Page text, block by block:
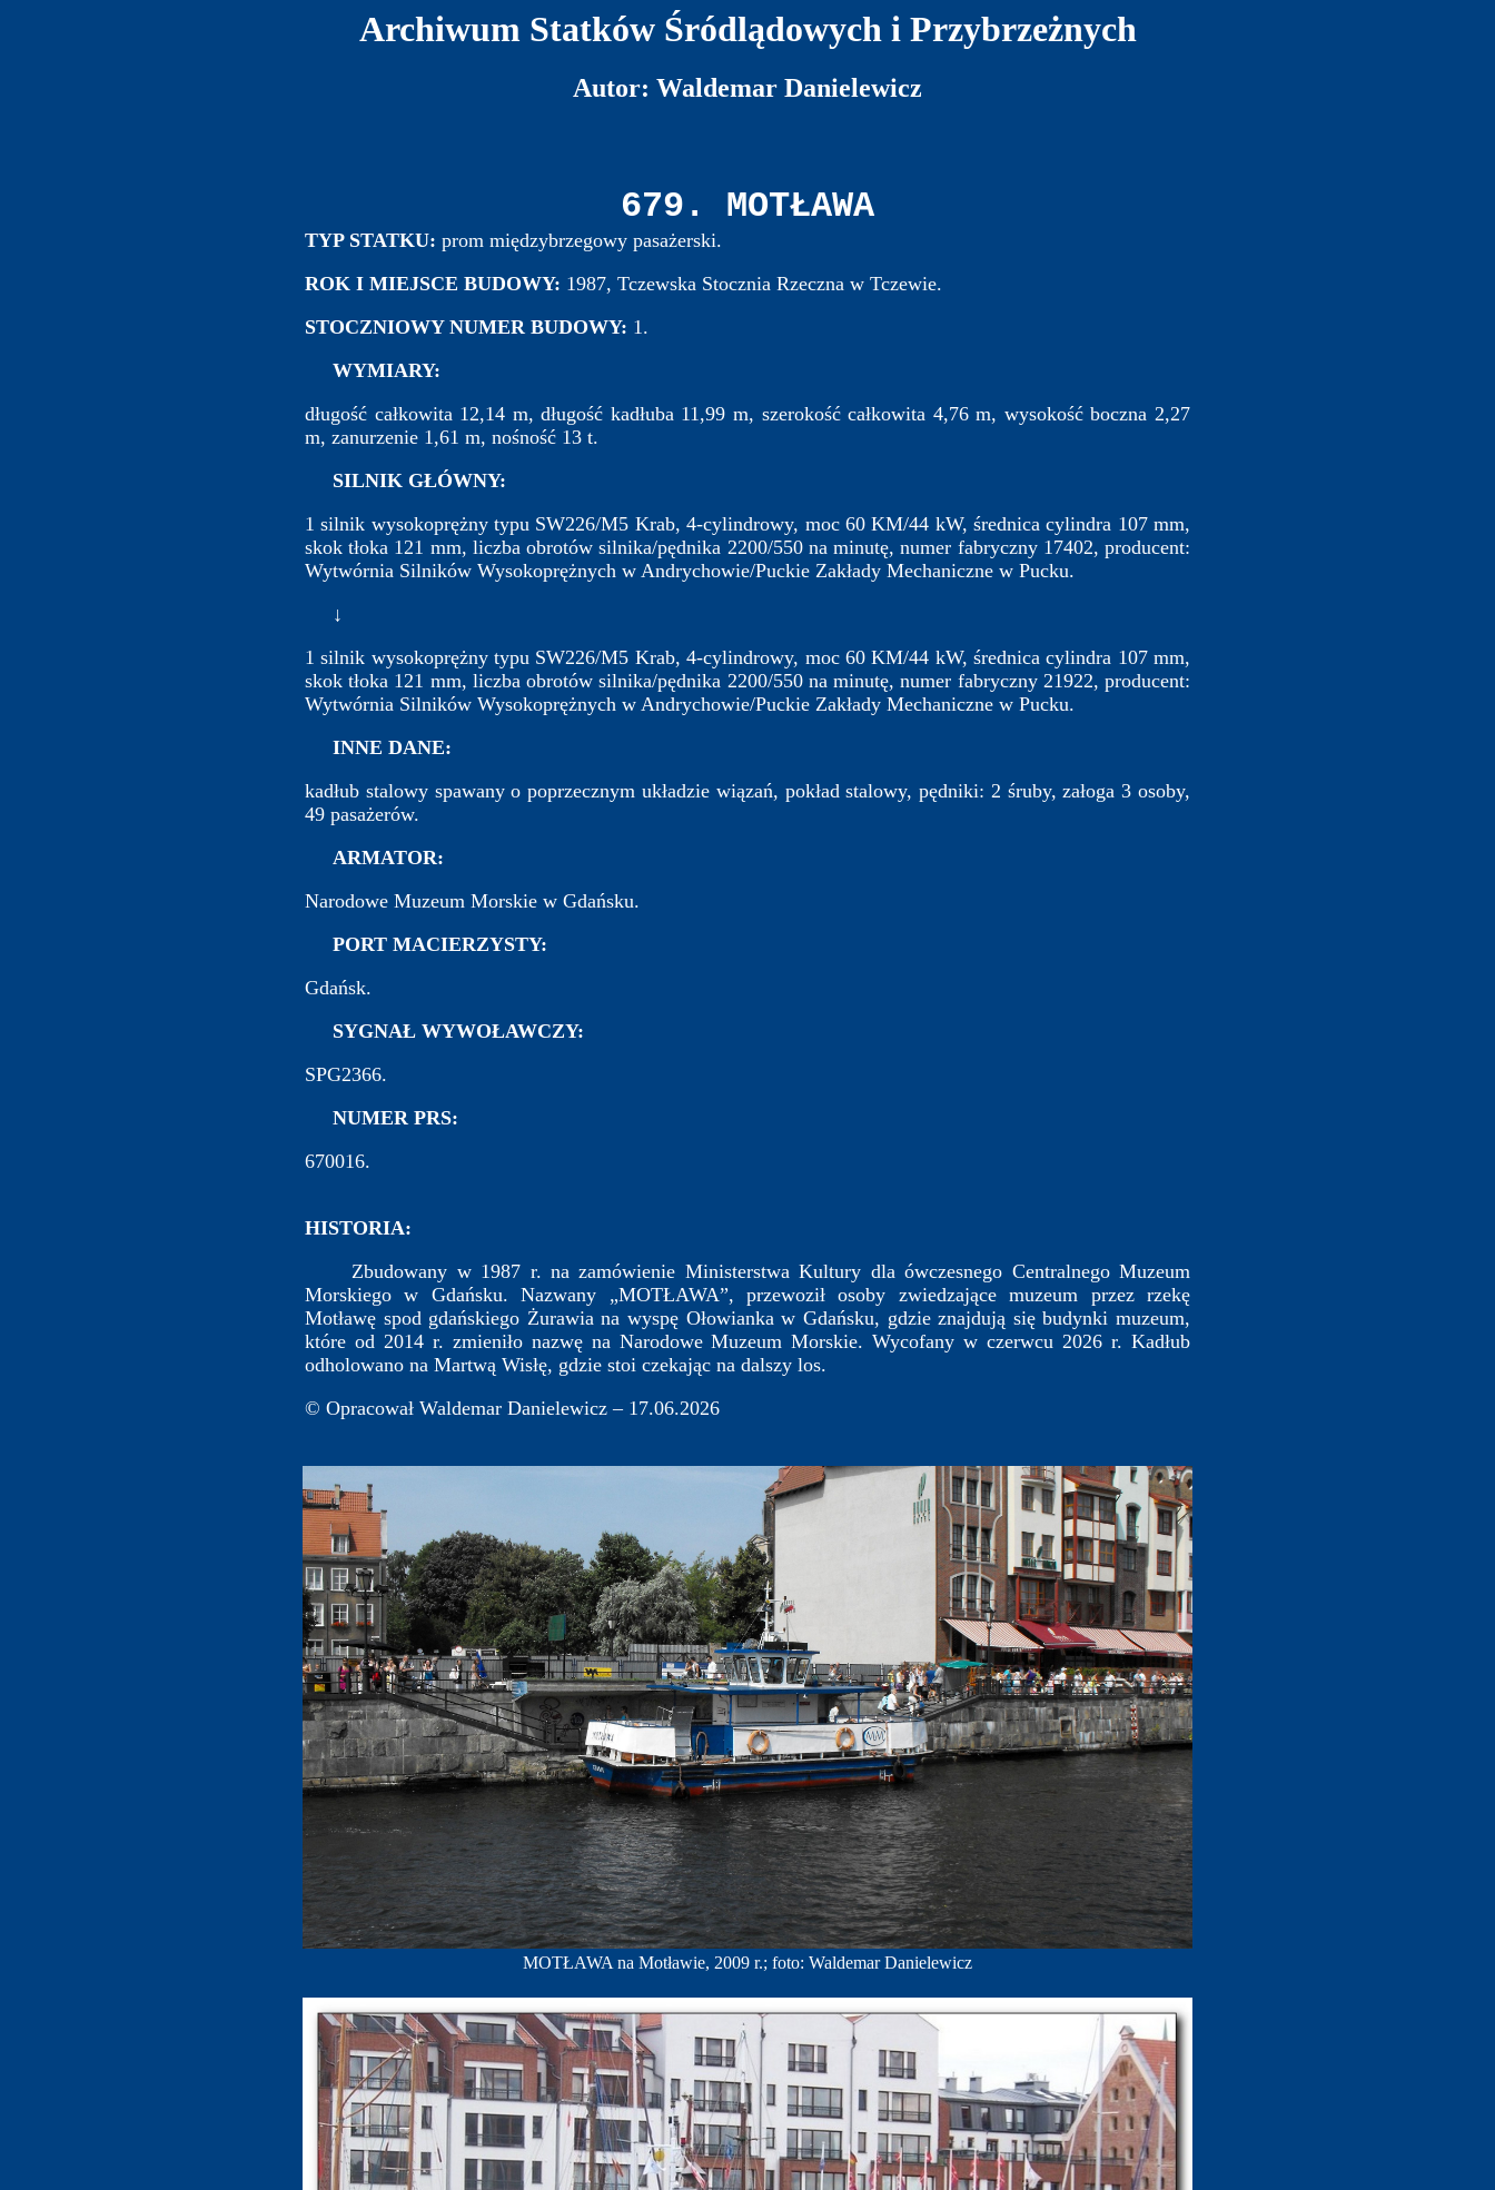
Archiwum Statków Śródlądowych i Przybrzeżnych
Autor: Waldemar Danielewicz
679. MOTŁAWA
TYP STATKU: prom międzybrzegowy pasażerski.
ROK I MIEJSCE BUDOWY: 1987, Tczewska Stocznia Rzeczna w Tczewie.
STOCZNIOWY NUMER BUDOWY: 1.
WYMIARY:
długość całkowita 12,14 m, długość kadłuba 11,99 m, szerokość całkowita 4,76 m, wysokość boczna 2,27
m, zanurzenie 1,61 m, nośność 13 t.
SILNIK GŁÓWNY:
1 silnik wysokoprężny typu SW226/M5 Krab, 4-cylindrowy, moc 60 KM/44 kW, średnica cylindra 107 mm,
skok tłoka 121 mm, liczba obrotów silnika/pędnika 2200/550 na minutę, numer fabryczny 17402, producent:
Wytwórnia Silników Wysokoprężnych w Andrychowie/Puckie Zakłady Mechaniczne w Pucku.
↓
1 silnik wysokoprężny typu SW226/M5 Krab, 4-cylindrowy, moc 60 KM/44 kW, średnica cylindra 107 mm,
skok tłoka 121 mm, liczba obrotów silnika/pędnika 2200/550 na minutę, numer fabryczny 21922, producent:
Wytwórnia Silników Wysokoprężnych w Andrychowie/Puckie Zakłady Mechaniczne w Pucku.
INNE DANE:
kadłub stalowy spawany o poprzecznym układzie wiązań, pokład stalowy, pędniki: 2 śruby, załoga 3 osoby,
49 pasażerów.
ARMATOR:
Narodowe Muzeum Morskie w Gdańsku.
PORT MACIERZYSTY:
Gdańsk.
SYGNAŁ WYWOŁAWCZY:
SPG2366.
NUMER PRS:
670016.
HISTORIA:
Zbudowany w 1987 r. na zamówienie Ministerstwa Kultury dla ówczesnego Centralnego Muzeum
Morskiego w Gdańsku. Nazwany „MOTŁAWA”, przewoził osoby zwiedzające muzeum przez rzekę
Motławę spod gdańskiego Żurawia na wyspę Ołowianka w Gdańsku, gdzie znajdują się budynki muzeum,
które od 2014 r. zmieniło nazwę na Narodowe Muzeum Morskie. Wycofany w czerwcu 2026 r. Kadłub
odholowano na Martwą Wisłę, gdzie stoi czekając na dalszy los.
© Opracował Waldemar Danielewicz – 17.06.2026
MOTŁAWA na Motławie, 2009 r.; foto: Waldemar Danielewicz